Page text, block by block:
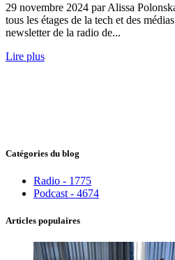
29 novembre 2024 par Alissa
tous les étages de la tech et des
newsletter de la radio de...
Lire plus
Catégories du blog
Radio - 1775
Podcast - 4674
Articles populaires